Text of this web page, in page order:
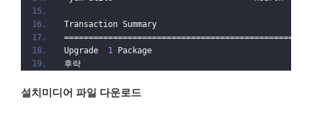
Transaction Summary
Upgrade 1 Package
후략
설치미디어 파일 다운로드